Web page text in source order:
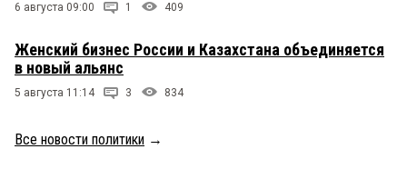
6 августа 09:00 1 409
Женский бизнес России и Казахстана объединяется
в новый альянс
5 августа 11:14 3 834
Все новости политики →